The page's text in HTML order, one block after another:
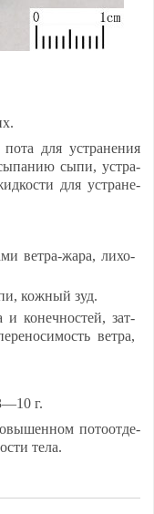
для уст­ра­не­ния
сы­пи, уст­ра­
для уст­ра­не­
вет­ра-жа­ра, ли­хо­
кож­ный зуд.
и ко­неч­нос­тей, зат­
вет­ра,
г.
по­то­от­де­
те­ла.